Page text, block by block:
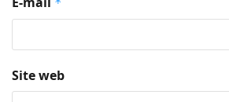
Site web